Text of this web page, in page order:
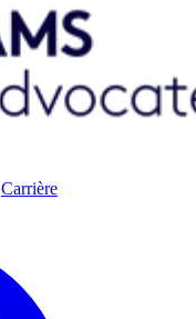
Carrière